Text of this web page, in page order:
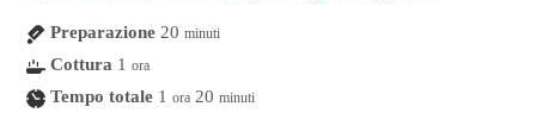
Preparazione 20 minuti
Cottura 1 ora
Tempo totale 1 ora 20 minuti